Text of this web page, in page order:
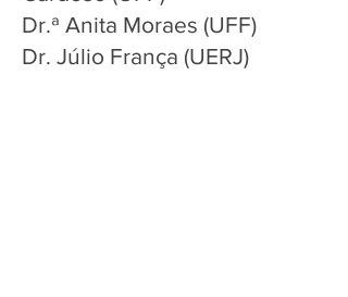
Dr.ª Anita Moraes (UFF)
Dr. Júlio França (UERJ)